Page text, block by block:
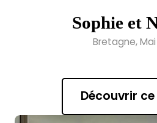
Sophie et
Bretagne,
Découvrir